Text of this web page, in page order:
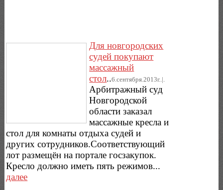
Для новгородских
судей покупают
массажный
стол..6.сентября.2013г..|.
Арбитражный суд
Новгородской
области заказал
массажные кресла и
стол для комнаты отдыха судей и
других сотрудников.Соответствующий
лот размещён на портале госзакупок.
Кресло должно иметь пять режимов...
далее